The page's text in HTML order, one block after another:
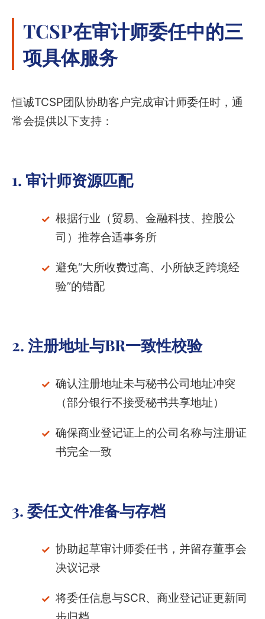
TCSP在审计师委任中的三
项具体服务
恒诚TCSP团队协助客户完成审计师委任时，通
常会提供以下支持：
1. 审计师资源匹配
根据行业（贸易、金融科技、控股公
司）推荐合适事务所
避免“大所收费过高、小所缺乏跨境经
验”的错配
2. 注册地址与BR一致性校验
确认注册地址未与秘书公司地址冲突
（部分银行不接受秘书共享地址）
确保商业登记证上的公司名称与注册证
书完全一致
3. 委任文件准备与存档
协助起草审计师委任书，并留存董事会
决议记录
将委任信息与SCR、商业登记证更新同